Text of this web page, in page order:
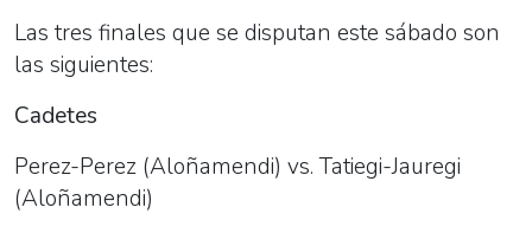
Las tres finales que se disputan este sábado son
las siguientes:
Cadetes
Perez-Perez (Aloñamendi) vs. Tatiegi-Jauregi
(Aloñamendi)